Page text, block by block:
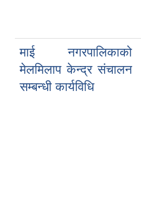
माई नगरपालिकाको
मेलमिलाप केन्द्र संचालन
सम्बन्धी कार्यविधि